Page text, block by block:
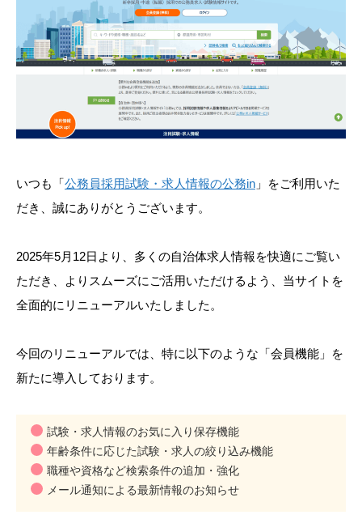
いつも「公務員採用試験・求人情報の公務in 」をご利用いた
だき、誠にありがとうございます。
2025年5月12日より、多くの自治体求人情報を快適にご覧い
ただき、よりスムーズにご活用いただけるよう、当サイトを
全面的にリニューアルいたしました。
今回のリニューアルでは、特に以下のような「会員機能」を
新たに導入しております。
試験・求人情報のお気に入り保存機能
年齢条件に応じた試験・求人の絞り込み機能
職種や資格など検索条件の追加・強化
メール通知による最新情報のお知らせ